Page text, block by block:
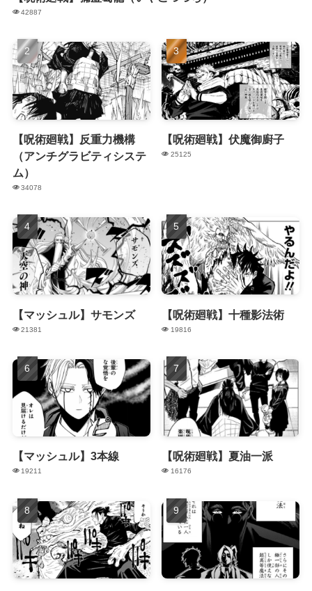
42887
【呪術廻戦】反重力機構
（アンチグラビティシステ
ム）
34078
【呪術廻戦】伏魔御廚子
25125
【マッシュル】サモンズ
21381
【呪術廻戦】十種影法術
19816
【マッシュル】3本線
19211
【呪術廻戦】夏油一派
16176